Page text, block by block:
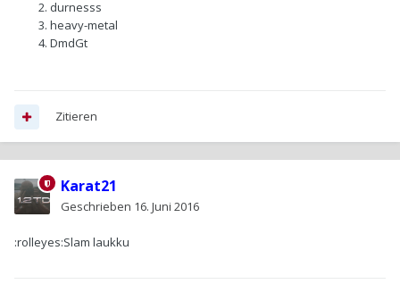
durnesss
heavy-metal
DmdGt
Zitieren
Karat21
Geschrieben 16. Juni 2016
:rolleyes:Slam laukku